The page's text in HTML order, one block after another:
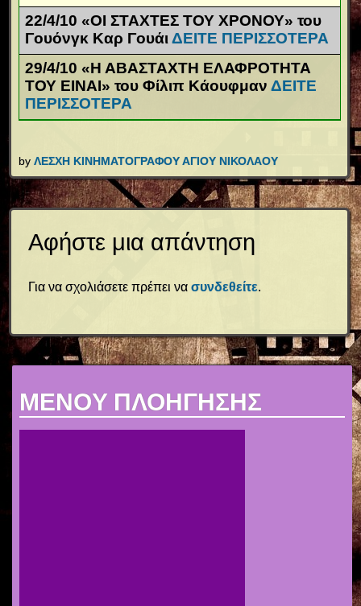
22/4/10 «ΟΙ ΣΤΑΧΤΕΣ ΤΟΥ ΧΡΟΝΟΥ» του
Γουόνγκ Καρ Γουάι ΔΕΙΤΕ ΠΕΡΙΣΣΟΤΕΡΑ
29/4/10 «Η ΑΒΑΣΤΑΧΤΗ ΕΛΑΦΡΟΤΗΤΑ
ΤΟΥ ΕΙΝΑΙ» του Φίλιπ Κάουφμαν ΔΕΙΤΕ
ΠΕΡΙΣΣΟΤΕΡΑ
by ΛΕΣΧΗ ΚΙΝΗΜΑΤΟΓΡΑΦΟΥ ΑΓΙΟΥ ΝΙΚΟΛΑΟΥ
Αφήστε μια απάντηση
Για να σχολιάσετε πρέπει να συνδεθείτε.
MENOY ΠΛΟΗΓΗΣΗΣ